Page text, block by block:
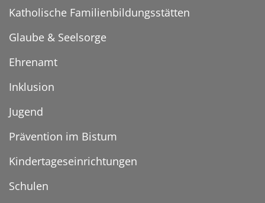
Katholische Familienbildungsstätten
Glaube & Seelsorge
Ehrenamt
Inklusion
Jugend
Prävention im Bistum
Kindertageseinrichtungen
Schulen